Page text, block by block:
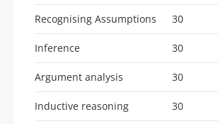
Recognising Assumptions 30
Inference 30
Argument analysis 30
Inductive reasoning 30